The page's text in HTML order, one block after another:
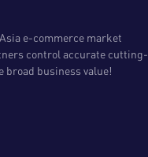
e-commerce market
control accurate cutting-
broad business value!